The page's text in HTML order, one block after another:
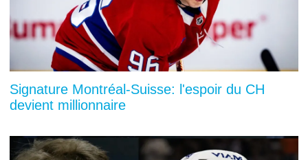
Signature Montréal-Suisse: l'espoir du CH
devient millionnaire